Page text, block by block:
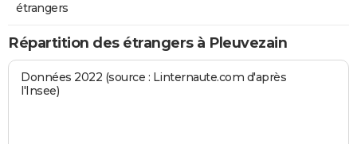
étrangers
Répartition des étrangers à Pleuvezain
Données 2022 (source : Linternaute.com d'après
l'Insee)